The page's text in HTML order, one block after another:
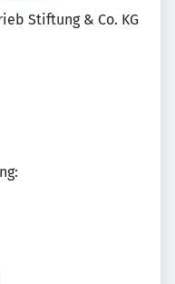
Stiftung & Co. KG